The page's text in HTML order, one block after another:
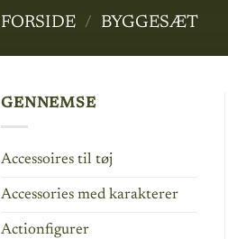
FORSIDE / BYGGESÆT
GENNEMSE
Accessoires til tøj
Accessories med karakterer
Actionfigurer